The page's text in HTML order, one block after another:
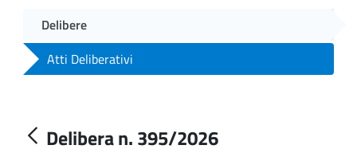
Delibere
Atti Deliberativi
Delibera n. 395/2026